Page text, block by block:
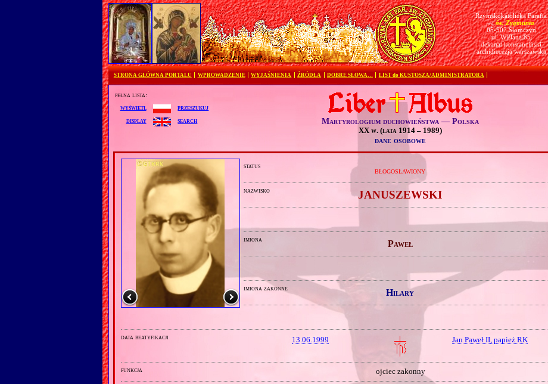
Rzymskokatolicka Parafia
pw.św. Zygmunta
05-507 Słomczyn
ul. Wiślana 85
dekanat konstanciński
archidiecezja warszawska
STRONA GŁÓWNA PORTALU WPROWADZENIE WYJAŚNIENIA ŹRÓDŁA DOBRE SŁOWA… LIST do KUSTOSZA/ADMINISTRATORA
pełna lista:
wyświetl
przeszukuj
display
search Martyrologium duchowieństwa — Polska
XX w. (lata 1914 – 1989)
dane osobowe
status
błogosławiony
nazwisko JANUSZEWSKI
imiona Paweł
imiona zakonne Hilary
data beatyfikacji 13.06.1999 Jan Paweł II, papież RK
funkcja ojciec zakonny